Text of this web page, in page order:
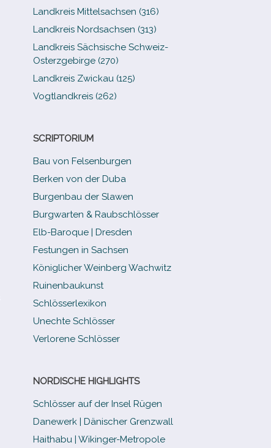
Landkreis Mittelsachsen (316)
Landkreis Nordsachsen (313)
Landkreis Sächsische Schweiz-​
Osterzgebirge (270)
Landkreis Zwickau (125)
Vogtlandkreis (262)
SCRIPTORIUM
Bau von Felsenburgen
Berken von der Duba
Burgenbau der Slawen
Burgwarten & Raubschlösser
Elb-​Baroque | Dresden
Festungen in Sachsen
Königlicher Weinberg Wachwitz
Ruinenbaukunst
Schlösserlexikon
Unechte Schlösser
Verlorene Schlösser
NORDISCHE HIGHLIGHTS
Schlösser auf der Insel Rügen
Danewerk | Dänischer Grenzwall
Haithabu | Wikinger-Metropole